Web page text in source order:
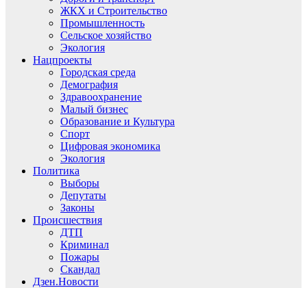
ЖКХ и Строительство
Промышленность
Сельское хозяйство
Экология
Нацпроекты
Городская среда
Демография
Здравоохранение
Малый бизнес
Образование и Культура
Спорт
Цифровая экономика
Экология
Политика
Выборы
Депутаты
Законы
Происшествия
ДТП
Криминал
Пожары
Скандал
Дзен.Новости